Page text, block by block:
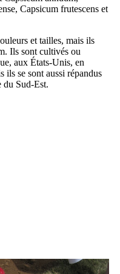
Capsicum frutescens et
et tailles, mais ils
Ils sont cultivés ou
aux États-Unis, en
ils se sont aussi répandus
du Sud-Est.